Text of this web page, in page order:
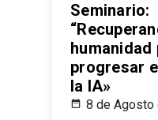
Seminario:
humanidad
progresar
la IA»
8 de Agosto